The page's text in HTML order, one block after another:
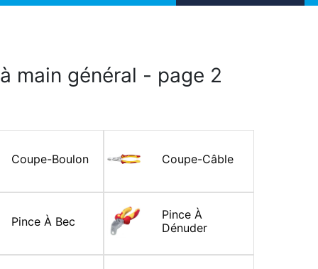
main général - page 2
Coupe-Boulon Coupe-Câble
Pince À Bec
Pince À
Dénuder